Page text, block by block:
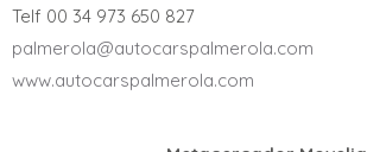
Telf 00 34 973 650 827
palmerola@autocarspalmerola.com
www.autocarspalmerola.com